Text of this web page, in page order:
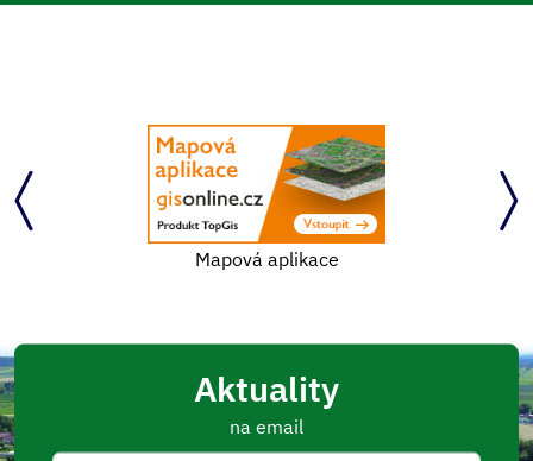
Mapová aplikace
Aktuality
na email